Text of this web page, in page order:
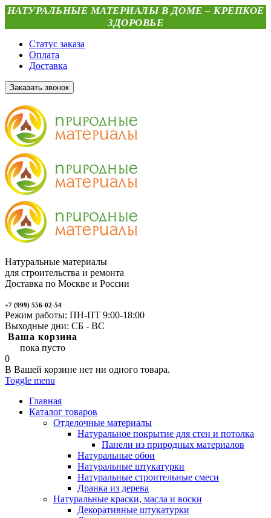
НАТУРАЛЬНЫЕ МАТЕРИАЛЫ В ДОМЕ – КРЕПКОЕ
ЗДОРОВЬЕ
Статус заказа
Оплата
Доставка
Заказать звонок
Натуральные материалы
для строительства и ремонта
Доставка по Москве и России
+7 (999) 556-02-54
Режим работы: ПН-ПТ 9:00-18:00
Выходные дни: СБ - ВС
Ваша корзина
пока пусто
0
В Вашей корзине нет ни одного товара.
Toggle menu
Главная
Каталог товаров
Отделочные материалы
Натуральное покрытие для стен и потолка
Панели из природных материалов
Натуральные обои
Натуральные штукатурки
Натуральные строительные смеси
Дранка из дерева
Натуральные краски, масла и воски
Декоративные штукатурки